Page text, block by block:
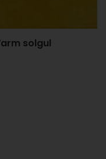
solgul